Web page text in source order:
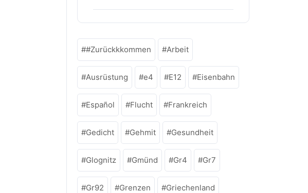
#Zurückkkommen Arbeit
Ausrüstung e4 E12 Eisenbahn
Español Flucht Frankreich
Gedicht Gehmit Gesundheit
Glognitz Gmünd Gr4 Gr7
Gr92 Grenzen Griechenland